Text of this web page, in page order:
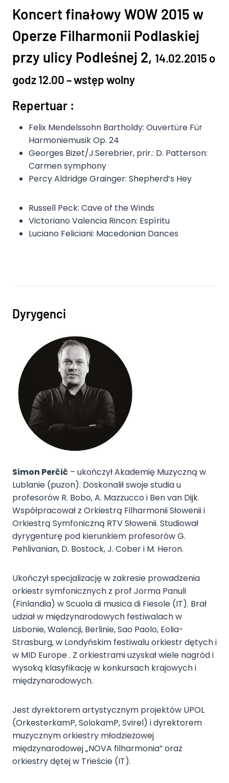
Koncert finałowy WOW 2015 w
Operze Filharmonii Podlaskiej
przy ulicy Podleśnej 2, 14.02.2015 o
godz 12.00 – wstęp wolny
Repertuar :
Felix Mendelssohn Bartholdy: Ouvertüre Für
Harmoniemusik Op. 24
Georges Bizet/J.Serebrier, prir.: D. Patterson:
Carmen symphony
Percy Aldridge Grainger: Shepherd’s Hey
Russell Peck: Cave of the Winds
Victoriano Valencia Rincon: Espíritu
Luciano Feliciani: Macedonian Dances
Dyrygenci
Simon Perčič – ukończył Akademię Muzyczną w
Lublanie (puzon). Doskonalił swoje studia u
profesorów R. Bobo, A. Mazzucco i Ben van Dijk.
Współpracował z Orkiestrą Filharmonii Słowenii i
Orkiestrą Symfoniczną RTV Słowenii. Studiował
dyrygenturę pod kierunkiem profesorów G.
Pehlivanian, D. Bostock, J. Cober i M. Heron.
Ukończył specjalizację w zakresie prowadzenia
orkiestr symfonicznych z prof Jorma Panuli
(Finlandia) w Scuola di musica di Fiesole (IT). Brał
udział w międzynarodowych festiwalach w
Lisbonie, Walencji, Berlinie, Sao Paolo, Eolia-
Strasburg, w Londyńskim festiwalu orkiestr dętych i
w MID Europe . Z orkiestrami uzyskał wiele nagród i
wysoką klasyfikację w konkursach krajowych i
międzynarodowych.
Jest dyrektorem artystycznym projektów UPOL
(OrkesterkamP, SolokamP, Svirel) i dyrektorem
muzycznym orkiestry młodzieżowej
międzynarodowej „NOVA filharmonia” oraz
orkiestry dętej w Trieście (IT).